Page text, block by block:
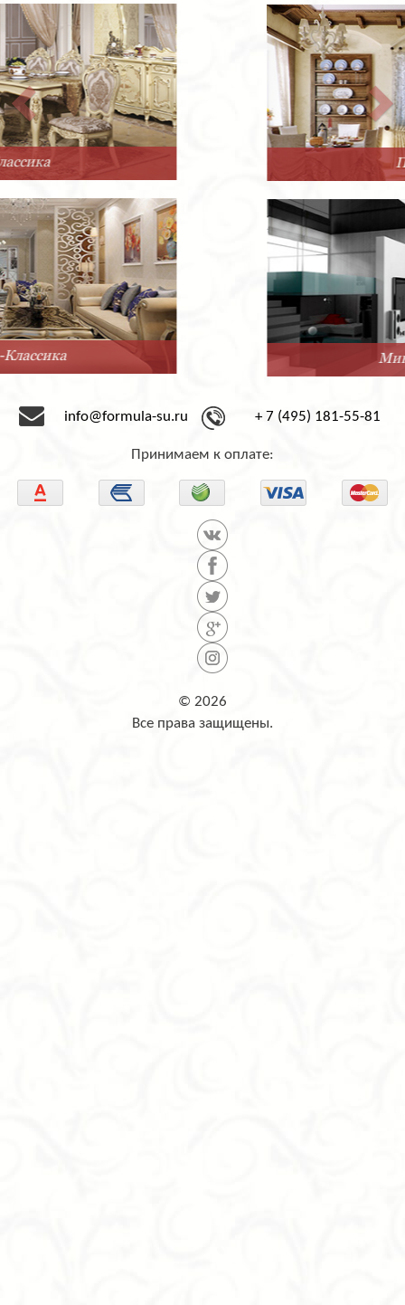
info@formula-su.ru + 7 (495) 181-55-81
Принимаем к оплате:
© 2026
Все права защищены.